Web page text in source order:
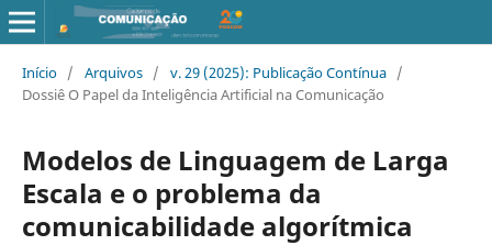
Início / Arquivos / v. 29 (2025): Publicação Contínua /
Dossiê O Papel da Inteligência Artificial na Comunicação
Modelos de Linguagem de Larga
Escala e o problema da
comunicabilidade algorítmica